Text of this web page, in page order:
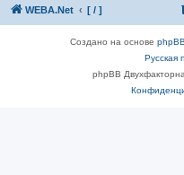
WEBA.Net [ / ]
Создано на основе phpBB
Русская
phpBB